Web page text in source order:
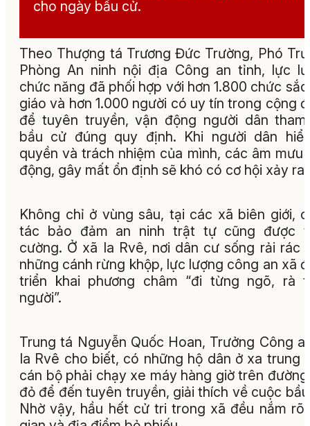
cho ngày bầu cử.
Theo Thượng tá Trương Đức Trường, Phó
Phòng An ninh nội địa Công an tỉnh, lực
chức năng đã phối hợp với hơn 1.800 chức
giáo và hơn 1.000 người có uy tín trong cộng
để tuyên truyền, vận động người dân
bầu cử đúng quy định. Khi người dân
quyền và trách nhiệm của mình, các âm mưu
động, gây mất ổn định sẽ khó có cơ hội xảy ra.
Không chỉ ở vùng sâu, tại các xã biên giới,
tác bảo đảm an ninh trật tự cũng được
cường. Ở xã Ia Rvê, nơi dân cư sống rải rác
những cánh rừng khộp, lực lượng công an xã
triển khai phương châm “đi từng ngõ, rà
người”.
Trung tá Nguyễn Quốc Hoan, Trưởng Công
Ia Rvê cho biết, có những hộ dân ở xa trung
cán bộ phải chạy xe máy hàng giờ trên
đỏ để đến tuyên truyền, giải thích về cuộc
Nhờ vậy, hầu hết cử tri trong xã đều nắm rõ